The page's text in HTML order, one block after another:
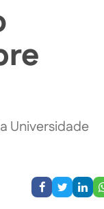
Universidade